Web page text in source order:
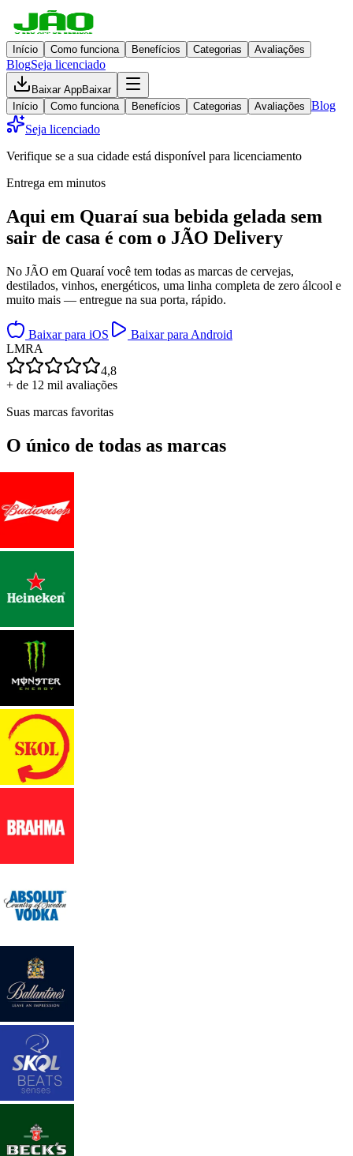
Início Como funciona Benefícios Categorias Avaliações
BlogSeja licenciado
Baixar AppBaixar
Início
Como funciona Benefícios Categorias Avaliações Blog
Seja licenciado
Verifique se a sua cidade está disponível para licenciamento
Entrega em minutos
Aqui em Quaraí sua bebida gelada sem
sair de casa é com o JÃO Delivery
No JÃO em Quaraí você tem todas as marcas de cervejas,
destilados, vinhos, energéticos, uma linha completa de zero álcool e
muito mais — entregue na sua porta, rápido.
Baixar para iOS
Baixar para Android
LMRA
4,8
+ de 12 mil avaliações
Suas marcas favoritas
O único de todas as marcas